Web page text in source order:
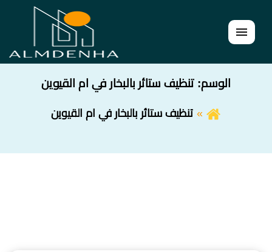
القائمة
الوسم: تنظيف ستائر بالبخار في ام القيوين
تنظيف ستائر بالبخار في ام القيوين